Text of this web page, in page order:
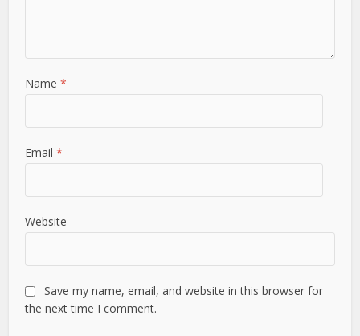
Name*
Email*
Website
Save my name, email, and website in this browser for
the next time I comment.